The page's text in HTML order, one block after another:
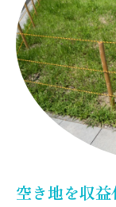
空き地を収